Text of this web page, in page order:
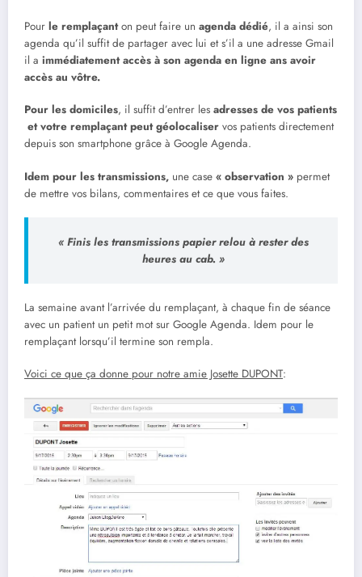
Pour le remplaçanton peut faire un agenda dédié, il a ainsi son
agenda qu’il suffit de partager avec lui et s’il a une adresse Gmail
il a immédiatement accès à son agenda en ligne ans avoir
accès au vôtre.
Pour les domiciles, il suffit d’entrer les adresses de vos patients
et votre remplaçant peut géolocaliser vos patients directement
depuis son smartphone grâce à Google Agenda.
Idem pour les transmissions, une case « observation » permet
de mettre vos bilans, commentaires et ce que vous faites.
« Finis les transmissions papier relou à rester des
heures au cab. »
La semaine avant l’arrivée du remplaçant, à chaque fin de séance
avec un patient un petit mot sur Google Agenda. Idem pour le
remplaçant lorsqu’il termine son rempla.
Voici ce que ça donne pour notre amie Josette DUPONT: